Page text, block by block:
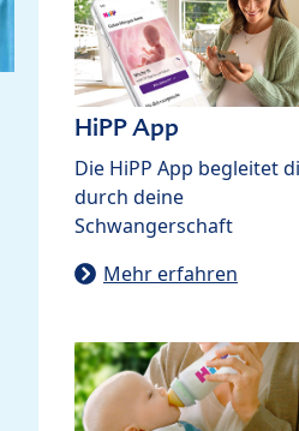
HiPP App
Die HiPP App begleitet
durch deine
Schwangerschaft
Mehr erfahren